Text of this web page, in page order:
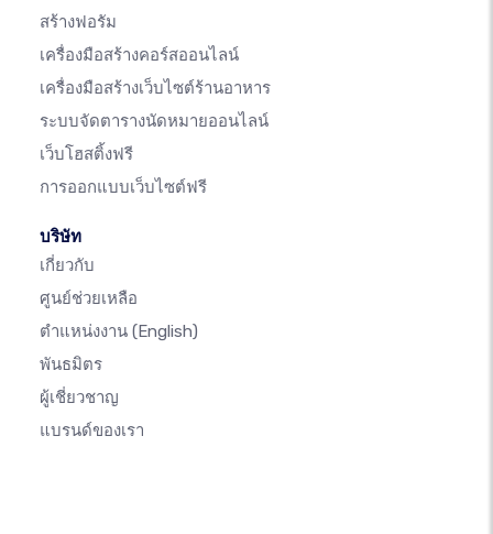
สร้างฟอรัม
เครื่องมือสร้างคอร์สออนไลน์
เครื่องมือสร้างเว็บไซต์ร้านอาหาร
ระบบจัดตารางนัดหมายออนไลน์
เว็บโฮสติ้งฟรี
การออกแบบเว็บไซต์ฟรี
บริษัท
เกี่ยวกับ
ศูนย์ช่วยเหลือ
ตำแหน่งงาน (English)
พันธมิตร
ผู้เชี่ยวชาญ
แบรนด์ของเรา